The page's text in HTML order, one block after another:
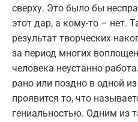
сверху. Это было бы
этот дар, а кому-то – нет.
результат творческих
за период многих
человека неустанно
рано или поздно в одной
проявится то, что
гениальностью. Одним из